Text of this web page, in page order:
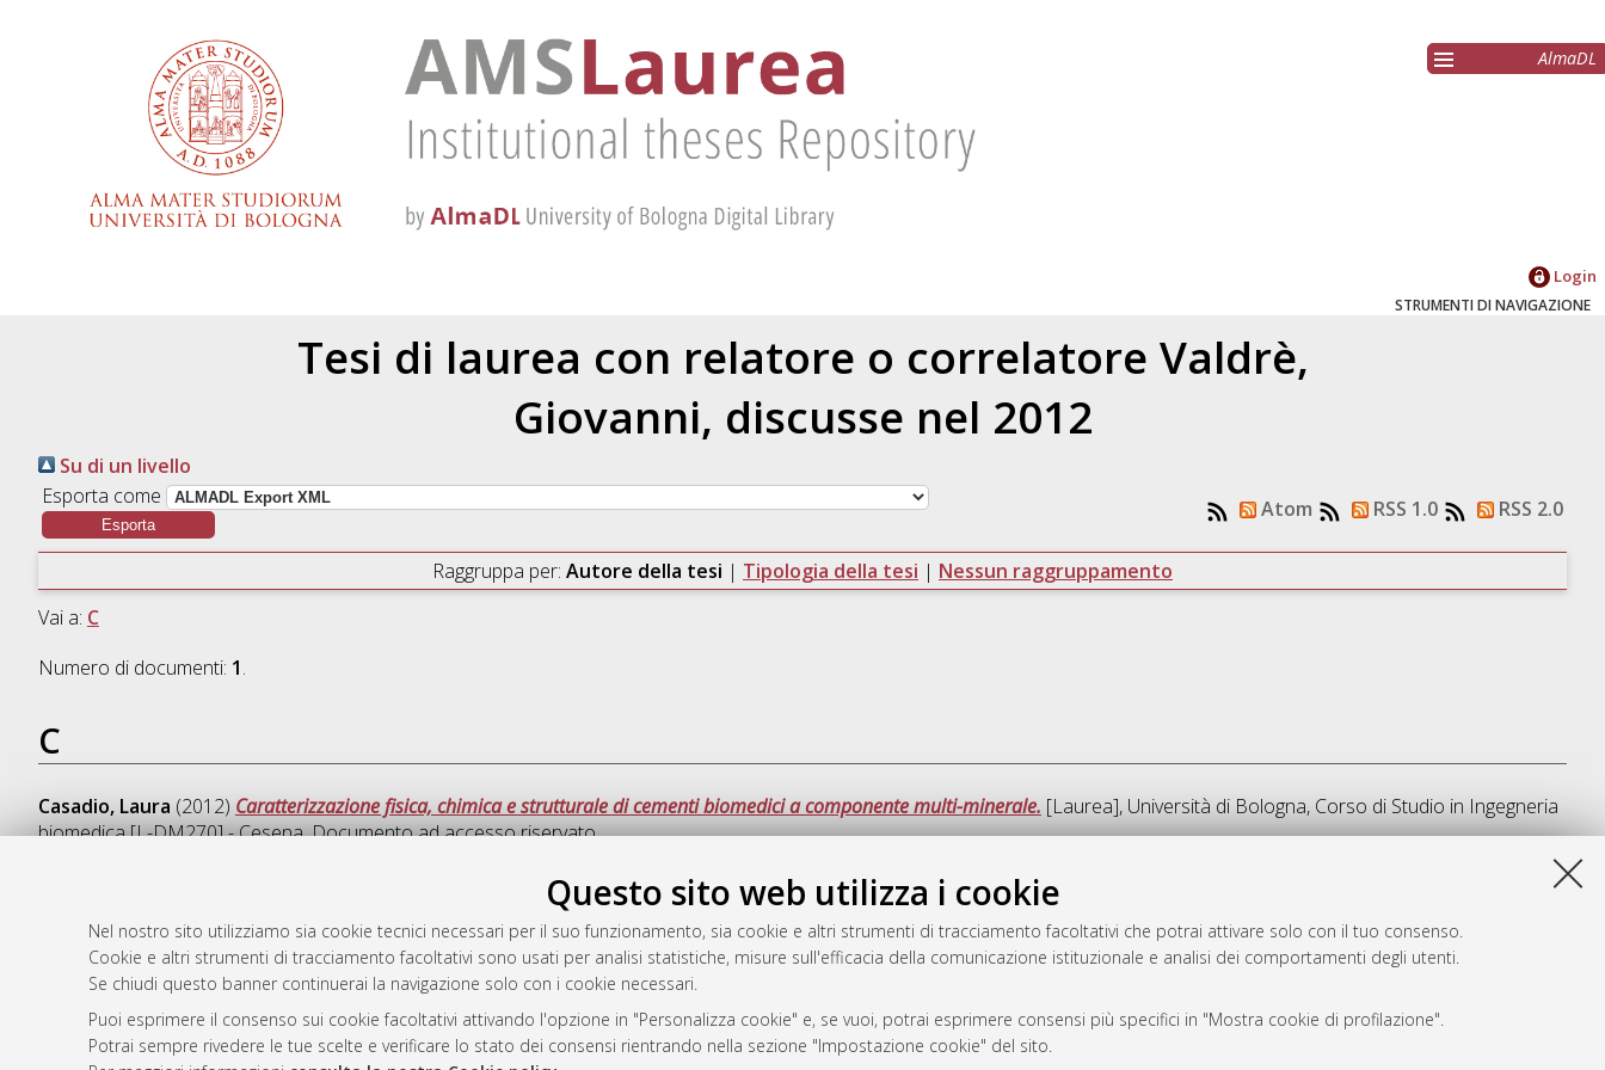
Questo sito web utilizza i cookie
Nel nostro sito utilizziamo sia cookie tecnici necessari per il suo funzionamento, sia cookie e altri strumenti di tracciamento facoltativi che potrai attivare solo con il tuo consenso.
Cookie e altri strumenti di tracciamento facoltativi sono usati per analisi statistiche, misure sull'efficacia della comunicazione istituzionale e analisi dei comportamenti degli utenti.
Se chiudi questo banner continuerai la navigazione solo con i cookie necessari.
Puoi esprimere il consenso sui cookie facoltativi attivando l'opzione in "Personalizza cookie" e, se vuoi, potrai esprimere consensi più specifici in "Mostra cookie di profilazione".
Potrai sempre rivedere le tue scelte e verificare lo stato dei consensi rientrando nella sezione "Impostazione cookie" del sito.
AlmaDL
Login
STRUMENTI DI NAVIGAZIONE
Tesi di laurea con relatore o correlatore Valdrè,
Giovanni, discusse nel 2012
Su di un livello
Esporta come
Atom RSS 1.0 RSS 2.0
Raggruppa per: Autore della tesi | Tipologia della tesi | Nessun raggruppamento
Vai a: C
Numero di documenti: 1.
C
Casadio, Laura (2012) Caratterizzazione fisica, chimica e strutturale di cementi biomedici a componente multi-minerale. [Laurea], Università di Bologna, Corso di Studio in Ingegneria
biomedica [L-DM270] - Cesena, Documento ad accesso riservato.
Questa lista e' stata generata il Sat Aug 8 16:29:24 2026 CEST
Atom
Rss 2.0
AMS Laurea
Servizio implementato e gestito da
Impostazioni Cookie
Informativa sulla privacy